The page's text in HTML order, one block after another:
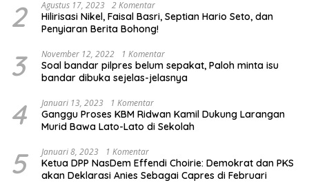
2 Agustus 17, 2023 2 Komentar
Hilirisasi Nikel, Faisal Basri, Septian Hario Seto, dan
Penyiaran Berita Bohong!
3 November 12, 2022 1 Komentar
Soal bandar pilpres belum sepakat, Paloh minta isu
bandar dibuka sejelas-jelasnya
4 Januari 13, 2023 1 Komentar
Ganggu Proses KBM Ridwan Kamil Dukung Larangan
Murid Bawa Lato-Lato di Sekolah
5 Januari 8, 2023 1 Komentar
Ketua DPP NasDem Effendi Choirie: Demokrat dan PKS
akan Deklarasi Anies Sebagai Capres di Februari